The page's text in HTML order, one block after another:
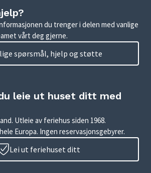
du trenger i delen med vanlige
vårt deg gjerne.
spørsmål, hjelp og støtte
leie ut huset ditt med
Utleie av feriehus siden 1968.
Europa. Ingen reservasjonsgebyrer.
Lei ut feriehuset ditt